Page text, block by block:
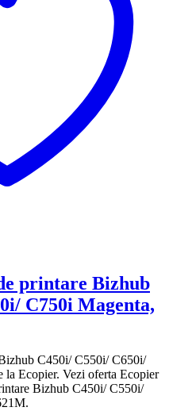
printare Bizhub
C750i Magenta,
C450i/ C550i/ C650i/
Ecopier. Vezi oferta Ecopier
Bizhub C450i/ C550i/